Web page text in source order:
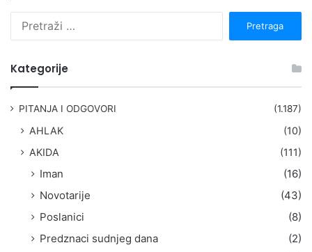
Kategorije
PITANJA I ODGOVORI (1.187)
AHLAK
(10)
AKIDA
(111)
Iman
(16)
Novotarije
(43)
Poslanici
(8)
Predznaci sudnjeg dana
(2)